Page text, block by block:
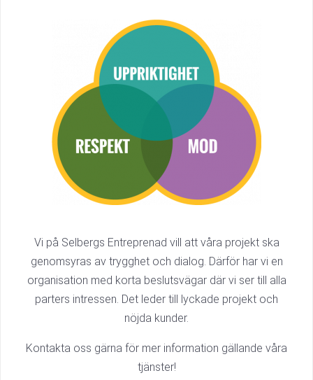
Vi på Selbergs Entreprenad vill att våra projekt ska
genomsyras av trygghet och dialog. Därför har vi en
organisation med korta beslutsvägar där vi ser till alla
parters intressen. Det leder till lyckade projekt och
nöjda kunder.
Kontakta oss gärna för mer information gällande våra
tjänster!